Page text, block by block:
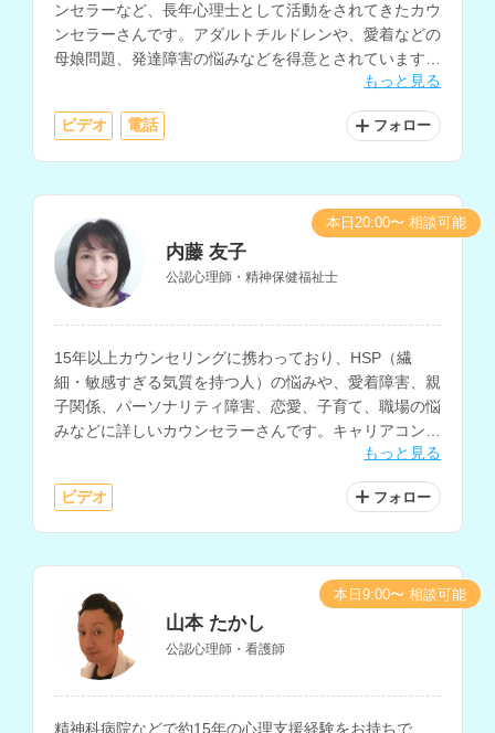
ンセラーなど、長年心理士として活動をされてきたカウ
ンセラーさんです。アダルトチルドレンや、愛着などの
母娘問題、発達障害の悩みなどを得意とされています。
講師経験もお持ちで心理学についての知識も深く、様々
もっと見る
ビデオ 電話 フォロー
内藤 友子
公認心理師・精神保健福祉士
15年以上カウンセリングに携わっており、HSP（繊
細・敏感すぎる気質を持つ人）の悩みや、愛着障害、親
子関係、パーソナリティ障害、恋愛、子育て、職場の悩
みなどに詳しいカウンセラーさんです。キャリアコンサ
ルタントの指導者資格もお持ちで、職場における人間関
係の悩みや、キャリアに関する相談をお持ちの方にもお
すすめです。
もっと見る
ビデオ フォロー
本日20:00〜 相談可能
山本 たかし
公認心理師・看護師
精神科病院などで約15年の心理支援経験をお持ちで、
本日9:00〜 相談可能